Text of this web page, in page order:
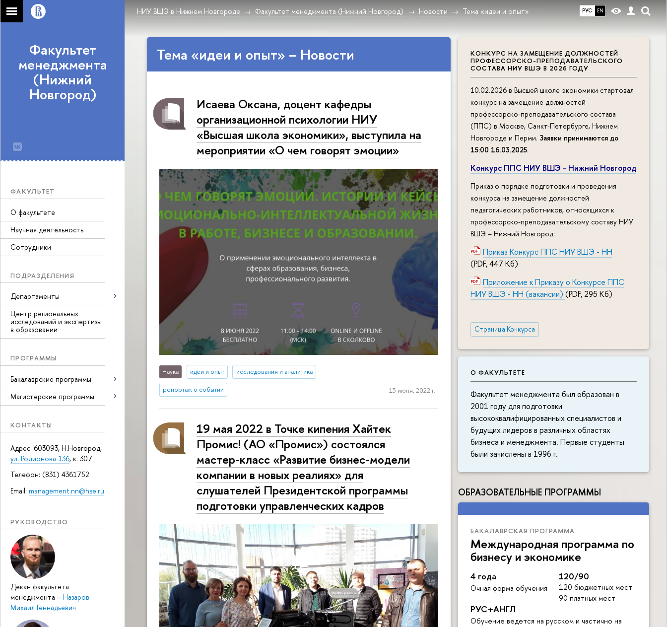
РУС EN
НИУ ВШЭ в Нижнем Новгороде Факультет менеджмента (Нижний Новгород) Новости Тема «идеи и опыт»
Факультет
менеджмента
(Нижний
Новгород)
ФАКУЛЬТЕТ
О факультете
Научная деятельность
Сотрудники
ПОДРАЗДЕЛЕНИЯ
Департаменты
Центр региональных
исследований и экспертизы
в образовании
ПРОГРАММЫ
Бакалаврские программы
Магистерские программы
КОНТАКТЫ
Адрес: 603093, Н.Новгород,
ул. Родионова 136, к. 307
Телефон: (831) 4361752
Email: management.nn@hse.ru
РУКОВОДСТВО
Декан факультета
менеджмента – Назаров
Михаил Геннадьевич
КОНКУРС НА ЗАМЕЩЕНИЕ ДОЛЖНОСТЕЙ
ПРОФЕССОРСКО-ПРЕПОДАВАТЕЛЬСКОГО
СОСТАВА НИУ ВШЭ В 2026 ГОДУ
10.02.2026 в Высшей школе экономики стартовал
конкурс на замещение должностей
профессорско-преподавательского состава
(ППС) в Москве, Санкт-Петербурге, Нижнем
Новгороде и Перми. Заявки принимаются до
15:00 16.03.2025.
Конкурс ППС НИУ ВШЭ - Нижний Новгород
Приказ о порядке подготовки и проведения
конкурса на замещение должностей
педагогических работников, относящихся к
профессорско-преподавательскому составу НИУ
ВШЭ – Нижний Новгород:
Приказ Конкурс ППС НИУ ВШЭ - НН
(PDF, 447 Кб)
Приложение к Приказу о Конкурсе ППС
НИУ ВШЭ - НН (вакансии) (PDF, 295 Кб)
Страница Конкурса
О ФАКУЛЬТЕТЕ
Факультет менеджмента был образован в
2001 году для подготовки
высококвалифицированных специалистов и
будущих лидеров в различных областях
бизнеса и менеджмента. Первые студенты
были зачислены в 1996 г.
ОБРАЗОВАТЕЛЬНЫЕ ПРОГРАММЫ
БАКАЛАВРСКАЯ ПРОГРАММА
Международная программа по
бизнесу и экономике
4 года
Очная форма обучения
120/90
120 бюджетных мест
90 платных мест
РУС+АНГЛ
Обучение ведется на русском и частично на
Тема «идеи и опыт» – Новости
Исаева Оксана, доцент кафедры
организационной психологии НИУ
«Высшая школа экономики», выступила на
мероприятии «О чем говорят эмоции»
Наука идеи и опыт исследования и аналитика
репортаж о событии 13 июня, 2022 г.
19 мая 2022 в Точке кипения Хайтек
Промис! (АО «Промис») состоялся
мастер-класс «Развитие бизнес-модели
компании в новых реалиях» для
слушателей Президентской программы
подготовки управленческих кадров